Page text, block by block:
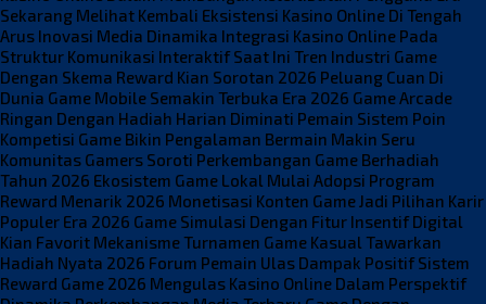
Sekarang Melihat Kembali Eksistensi Kasino Online Di Tengah
Arus Inovasi Media Dinamika Integrasi Kasino Online Pada
Struktur Komunikasi Interaktif Saat Ini Tren Industri Game
Dengan Skema Reward Kian Sorotan 2026 Peluang Cuan Di
Dunia Game Mobile Semakin Terbuka Era 2026 Game Arcade
Ringan Dengan Hadiah Harian Diminati Pemain Sistem Poin
Kompetisi Game Bikin Pengalaman Bermain Makin Seru
Komunitas Gamers Soroti Perkembangan Game Berhadiah
Tahun 2026 Ekosistem Game Lokal Mulai Adopsi Program
Reward Menarik 2026 Monetisasi Konten Game Jadi Pilihan Karir
Populer Era 2026 Game Simulasi Dengan Fitur Insentif Digital
Kian Favorit Mekanisme Turnamen Game Kasual Tawarkan
Hadiah Nyata 2026 Forum Pemain Ulas Dampak Positif Sistem
Reward Game 2026 Mengulas Kasino Online Dalam Perspektif